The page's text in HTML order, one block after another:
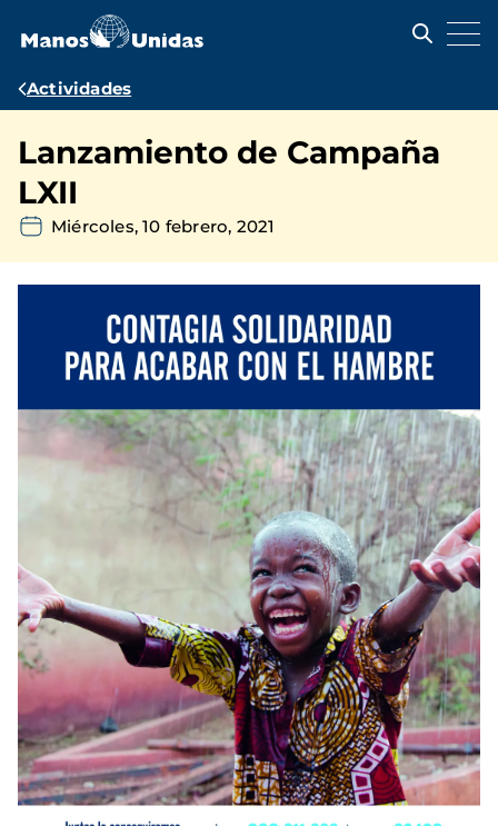
contenido
Ruta
navegación
Actividades
Lanzamiento de Campaña
LXII
Miércoles, 10 febrero, 2021